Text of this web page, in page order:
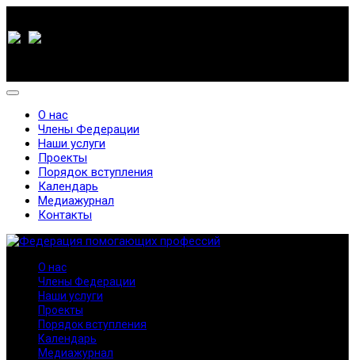
О нас
Члены Федерации
Наши услуги
Проекты
Порядок вступления
Календарь
Медиажурнал
Контакты
О нас
Члены Федерации
Наши услуги
Проекты
Порядок вступления
Календарь
Медиажурнал